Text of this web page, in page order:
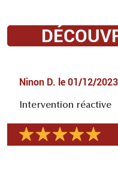
Ninon D. le 01/12/2023
Intervention réactive